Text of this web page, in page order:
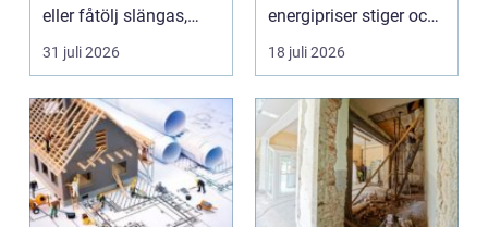
eller fåtölj slängas,
säljas billi...
31 juli 2026
energipriser stiger och
fler vill sän...
18 juli 2026